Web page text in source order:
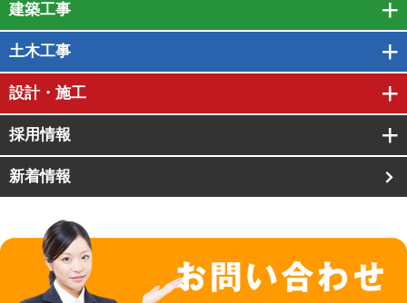
建築工事
土木工事
設計・施工
採用情報
新着情報